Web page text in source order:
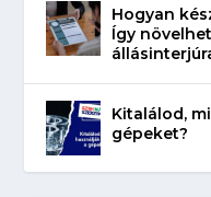
Hogyan
Így
Kitalálod,
gépeket?